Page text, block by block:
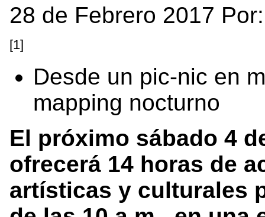
28 de Febrero 2017
[1]
Desde un pic-nic en
mapping nocturno
El próximo sábado 4
ofrecerá 14 horas de
artísticas y culturales